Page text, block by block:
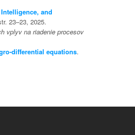
and
23–23, 2025.
vplyv na riadenie procesov
differential equations.